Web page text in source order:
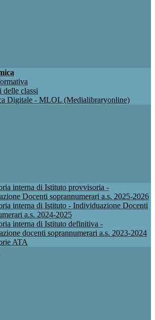
delle classi
Digitale - MLOL (Medialibraryonline)
interna di Istituto provvisoria -
Docenti soprannumerari a.s. 2025-2026
interna di Istituto - Individuazione Docenti
a.s. 2024-2025
interna di Istituto definitiva -
docenti soprannumerari a.s. 2023-2024
ATA